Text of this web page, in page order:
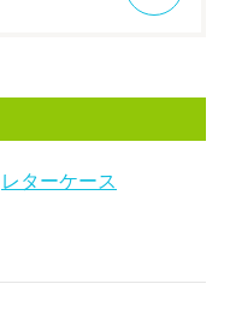
レターケース